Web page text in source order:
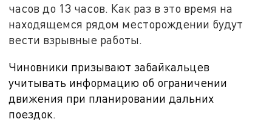
часов до 13 часов. Как раз в это время на
находящемся рядом месторождении будут
вести взрывные работы.
Чиновники призывают забайкальцев
учитывать информацию об ограничении
движения при планировании дальних
поездок.